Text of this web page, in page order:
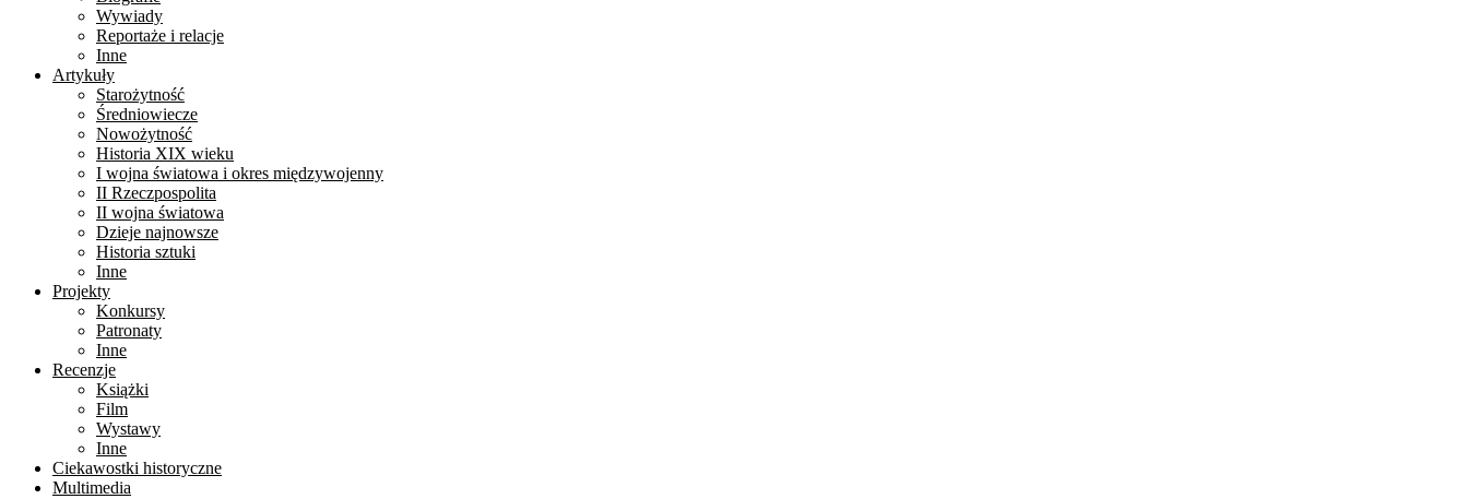
Wywiady
Reportaże i relacje
Inne
Artykuły
Starożytność
Średniowiecze
Nowożytność
Historia XIX wieku
I wojna światowa i okres międzywojenny
II Rzeczpospolita
II wojna światowa
Dzieje najnowsze
Historia sztuki
Inne
Projekty
Konkursy
Patronaty
Inne
Recenzje
Książki
Film
Wystawy
Inne
Ciekawostki historyczne
Multimedia